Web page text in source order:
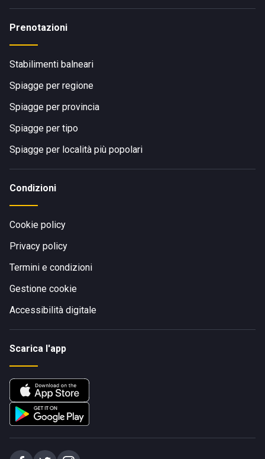
Prenotazioni
Stabilimenti balneari
Spiagge per regione
Spiagge per provincia
Spiagge per tipo
Spiagge per località più popolari
Condizioni
Cookie policy
Privacy policy
Termini e condizioni
Gestione cookie
Accessibilità digitale
Scarica l'app